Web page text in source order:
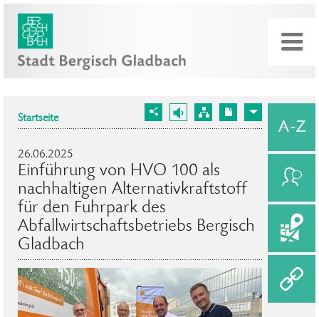
Startseite
26.06.2025
Einführung von HVO 100 als
nachhaltigen Alternativkraftstoff
für den Fuhrpark des
Abfallwirtschaftsbetriebs Bergisch
Gladbach